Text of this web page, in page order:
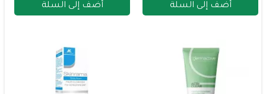
أضف إلى السلة أضف إلى السلة